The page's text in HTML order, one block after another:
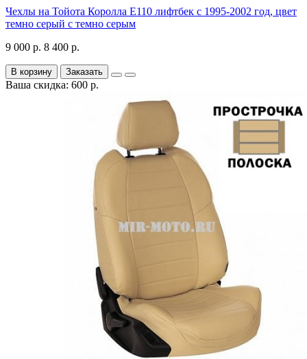
Чехлы на Тойота Королла Е110 лифтбек с 1995-2002 год, цвет
темно серый с темно серым
9 000 р. 8 400 р.
В корзину Заказать
Ваша скидка: 600 р.